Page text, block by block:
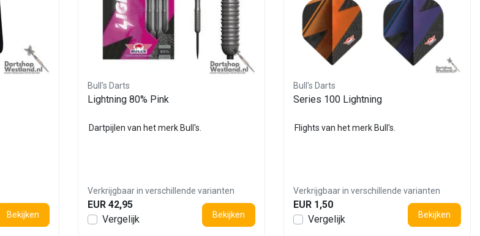
Bekijken
Bull's Darts
Lightning 80% Pink
Dartpijlen van het merk Bull's.
Verkrijgbaar in verschillende varianten
EUR 42,95
Vergelijk
Bekijken
Bull's Darts
Series 100 Lightning
Flights van het merk Bull's.
Verkrijgbaar in verschillende varianten
EUR 1,50
Vergelijk
Bekijken